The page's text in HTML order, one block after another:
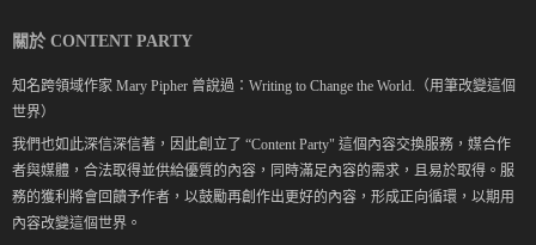
關於 CONTENT PARTY
知名跨領域作家 Mary Pipher 曾說過：Writing to Change the World.（用筆改變這個
世界）
我們也如此深信深信著，因此創立了 “Content Party" 這個內容交換服務，媒合作
者與媒體，合法取得並供給優質的內容，同時滿足內容的需求，且易於取得。服
務的獲利將會回饋予作者，以鼓勵再創作出更好的內容，形成正向循環，以期用
內容改變這個世界。